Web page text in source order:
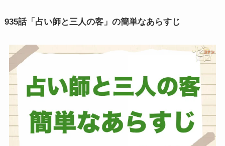
935話「占い師と三人の客」の簡単なあらすじ